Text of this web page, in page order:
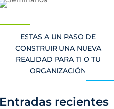
ESTAS A UN PASO DE
CONSTRUIR UNA NUEVA
REALIDAD PARA TI O TU
ORGANIZACIÓN
Entradas recientes